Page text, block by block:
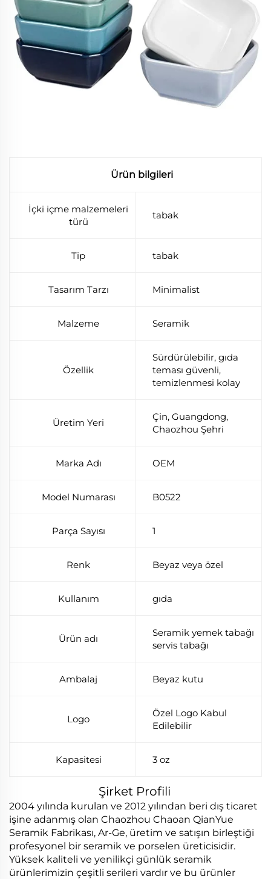
Ürün bilgileri
İçki içme malzemeleri
türü
tabak
Tip tabak
Tasarım Tarzı Minimalist
Malzeme Seramik
Özellik
Sürdürülebilir, gıda
teması güvenli,
temizlenmesi kolay
Üretim Yeri
Çin, Guangdong,
Chaozhou Şehri
Marka Adı OEM
Model Numarası B0522
Parça Sayısı 1
Renk Beyaz veya özel
Kullanım gıda
Ürün adı
Seramik yemek tabağı
servis tabağı
Ambalaj Beyaz kutu
Logo
Özel Logo Kabul
Edilebilir
Kapasitesi 3 oz
Şirket Profili
2004 yılında kurulan ve 2012 yılından beri dış ticaret
işine adanmış olan Chaozhou Chaoan QianYue
Seramik Fabrikası, Ar-Ge, üretim ve satışın birleştiği
profesyonel bir seramik ve porselen üreticisidir.
Yüksek kaliteli ve yenilikçi günlük seramik
ürünlerimizin çeşitli serileri vardır ve bu ürünler